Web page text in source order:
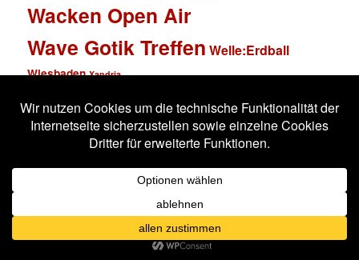
Wacken Open Air
Wave Gotik Treffen Welle:Erdball
Wiesbaden Xandria
Impressum
Stolz präsentiert von WordPress